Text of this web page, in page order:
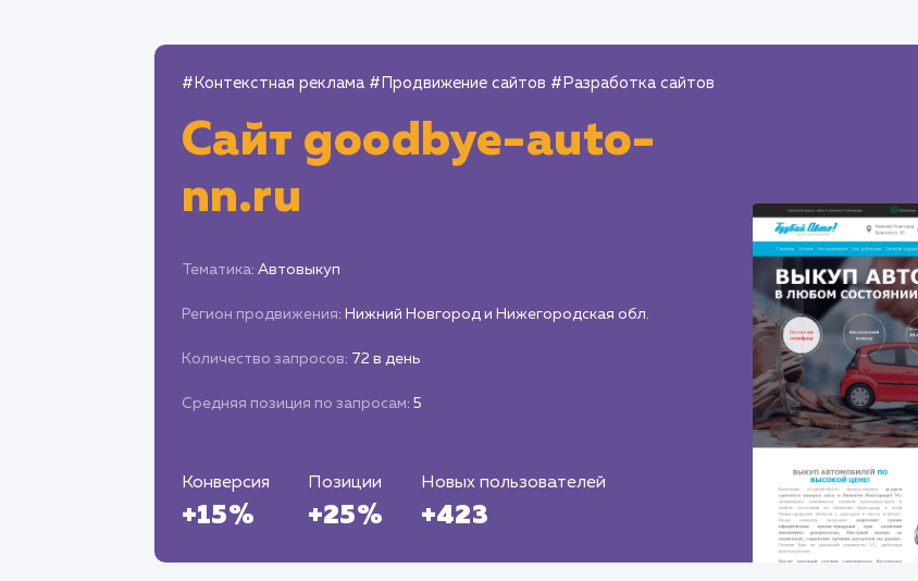
#Контекстная реклама #Продвижение сайтов #Разработка сайтов
Сайт goodbye-auto-
nn.ru
Тематика: Автовыкуп
Регион продвижения: Нижний Новгород и Нижегородская обл.
Количество запросов: 72 в день
Средняя позиция по запросам: 5
Конверсия
+15%
Позиции
+25%
Новых пользователей
+423